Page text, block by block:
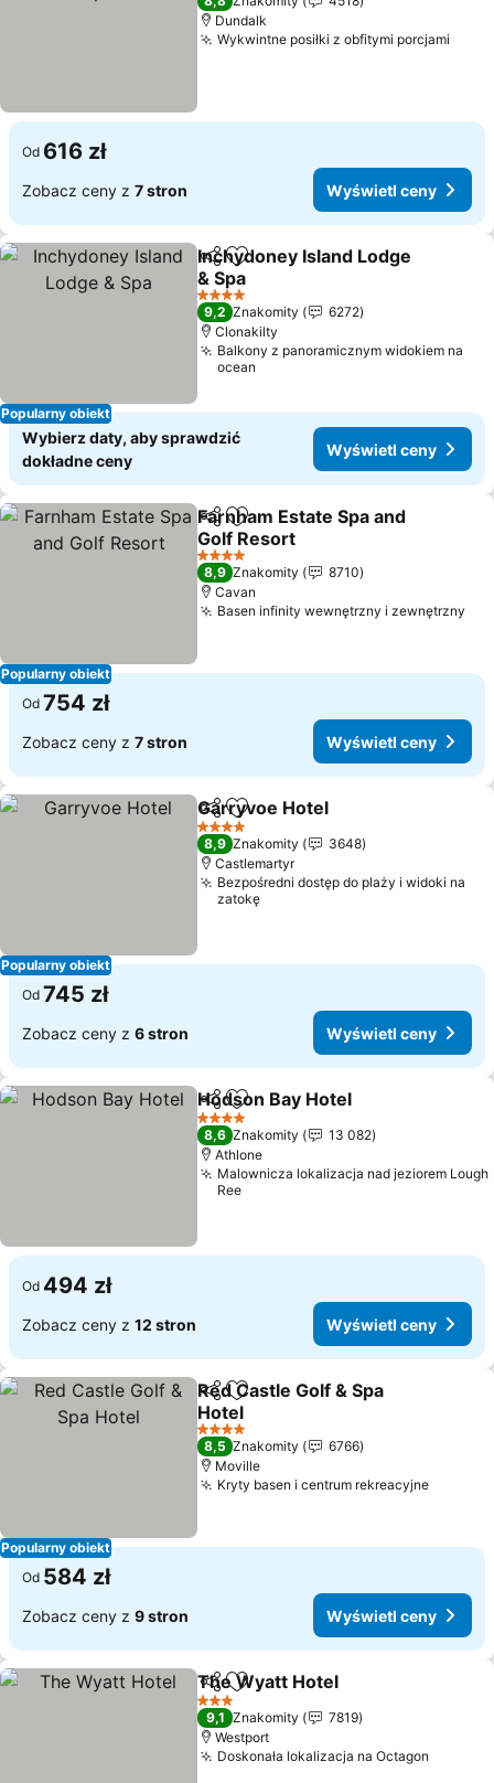
Dundalk
Wykwintne posiłki z obfitymi porcjami
Od 616 zł
Zobacz ceny z 7 stron Wyświetl ceny
Popularny obiekt
Udostępnij
Dodaj do ulubionych
Inchydoney Island Lodge
& Spa
4 Kategoria
9,2 Znakomity
6272
Clonakilty
Balkony z panoramicznym widokiem na
ocean
Wybierz daty, aby sprawdzić
dokładne ceny
Wyświetl ceny
Popularny obiekt
Udostępnij
Dodaj do ulubionych
Farnham Estate Spa and
Golf Resort
4 Kategoria
8,9 Znakomity
8710
Cavan
Basen infinity wewnętrzny i zewnętrzny
Od 754 zł
Zobacz ceny z 7 stron Wyświetl ceny
Popularny obiekt
UdostępnijDodaj do ulubionych
Garryvoe Hotel
4 Kategoria
8,9 Znakomity
3648
Castlemartyr
Bezpośredni dostęp do plaży i widoki na
zatokę
Od 745 zł
Zobacz ceny z 6 stron Wyświetl ceny
Udostępnij
Dodaj do ulubionych
Hodson Bay Hotel
4 Kategoria
8,6 Znakomity
13 082
Athlone
Malownicza lokalizacja nad jeziorem Lough
Ree
Od 494 zł
Zobacz ceny z 12 stron Wyświetl ceny
Popularny obiekt
Udostępnij
Dodaj do ulubionych
Red Castle Golf & Spa
Hotel
4 Kategoria
8,5 Znakomity
6766
Moville
Kryty basen i centrum rekreacyjne
Od 584 zł
Zobacz ceny z 9 stron Wyświetl ceny
Udostępnij
Dodaj do ulubionych
The Wyatt Hotel
3 Kategoria
9,1 Znakomity
7819
Westport
Doskonała lokalizacja na Octagon